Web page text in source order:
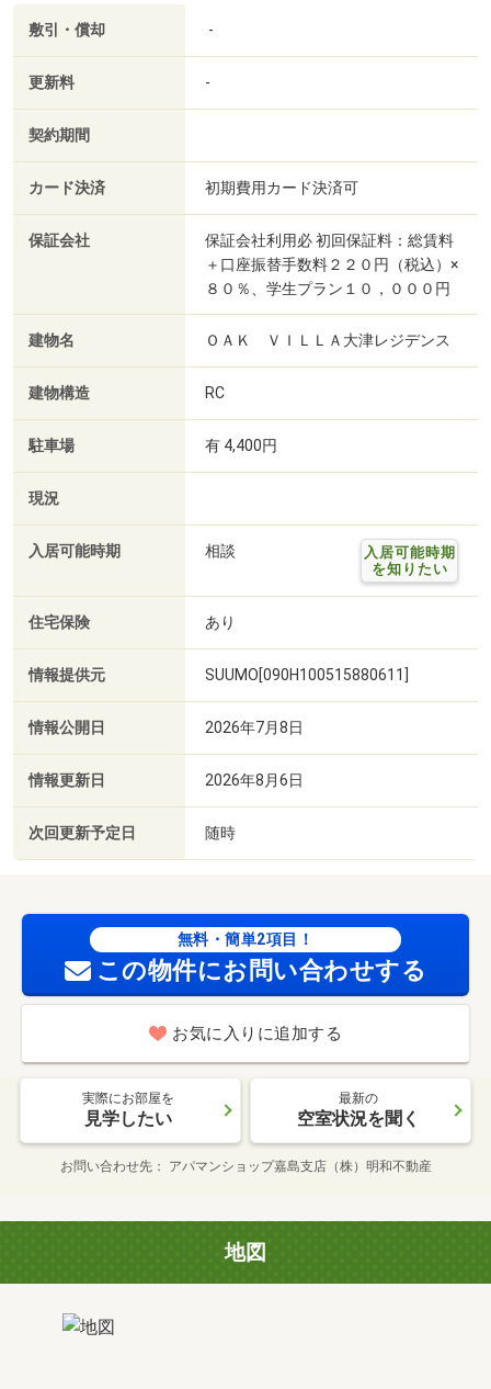
敷引・償却 -
更新料 -
契約期間
カード決済 初期費用カード決済可
保証会社
保証会社利用必 初回保証料：総賃料
＋口座振替手数料２２０円（税込）×
８０％、学生プラン１０，０００円
建物名 ＯＡＫ ＶＩＬＬＡ大津レジデンス
建物構造 RC
駐車場 有 4,400円
現況
入居可能時期 相談
入居可能時期
を知りたい
住宅保険 あり
情報提供元 SUUMO[090H100515880611]
情報公開日 2026年7月8日
情報更新日 2026年8月6日
次回更新予定日 随時
無料・簡単2項目！
この物件にお問い合わせする
お気に入りに追加する
実際にお部屋を
見学したい
最新の
空室状況を聞く
お問い合わせ先 アパマンショップ嘉島支店（株）明和不動産
地図